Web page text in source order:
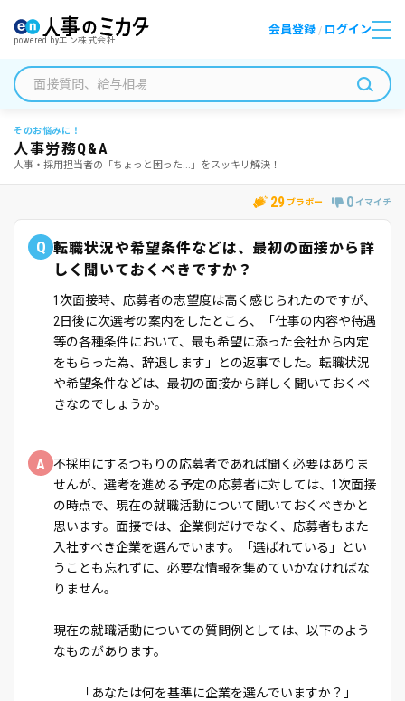
powered byエン株式会社
会員登録 / ログイン
そのお悩みに！
人事労務Q&A
人事・採用担当者の「ちょっと困った...」をスッキリ解決！
29 ブラボー 0 イマイチ
Q 転職状況や希望条件などは、最初の面接から詳
しく聞いておくべきですか？
1次面接時、応募者の志望度は高く感じられたのですが、
2日後に次選考の案内をしたところ、「仕事の内容や待遇
等の各種条件において、最も希望に添った会社から内定
をもらった為、辞退します」との返事でした。転職状況
や希望条件などは、最初の面接から詳しく聞いておくべ
きなのでしょうか。
A
不採用にするつもりの応募者であれば聞く必要はありま
せんが、選考を進める予定の応募者に対しては、1次面接
の時点で、現在の就職活動について聞いておくべきかと
思います。面接では、企業側だけでなく、応募者もまた
入社すべき企業を選んでいます。「選ばれている」とい
うことも忘れずに、必要な情報を集めていかなければな
りません。
現在の就職活動についての質問例としては、以下のよう
なものがあります。
「あなたは何を基準に企業を選んでいますか？」